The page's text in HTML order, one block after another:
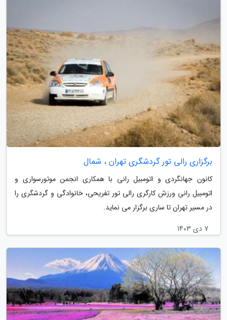
برگزاری رالی تور گردشگری تهران ، شمال
کانون جهانگردی و اتومبیل رانی با همکاری انجمن موتورسواری و
اتومبیل رانی ورزش کارگری رالی تور تفریحی، خانوادگی و گردشگری را
در مسیر تهران تا ساری برگزار می نماید.
7 دی 1403